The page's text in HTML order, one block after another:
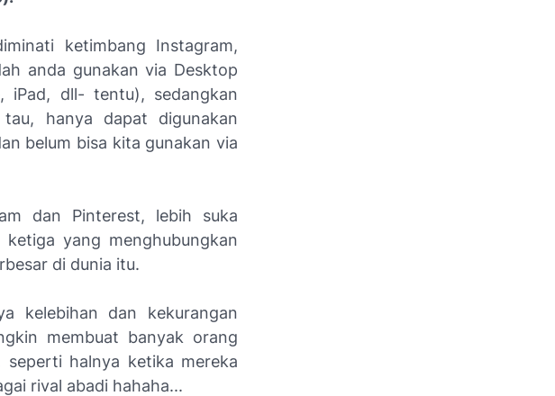
ketimbang Instagram,
anda gunakan via Desktop
iPad, dll- tentu), sedangkan
hanya dapat digunakan
belum bisa kita gunakan via
dan Pinterest, lebih suka
yang menghubungkan
di dunia itu.
kelebihan dan kekurangan
membuat banyak orang
seperti halnya ketika mereka
rival abadi hahaha...